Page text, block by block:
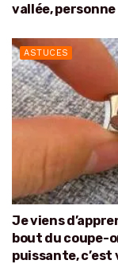
vallée,
ASTUCES
Je viens
bout du coupe-
puissante,